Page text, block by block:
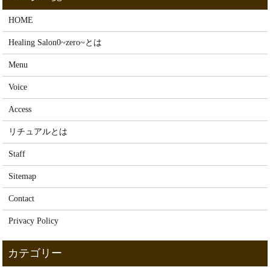
HOME
Healing Salon0~zero~とは
Menu
Voice
Access
リチュアルとは
Staff
Sitemap
Contact
Privacy Policy